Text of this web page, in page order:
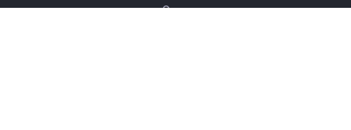
О нас